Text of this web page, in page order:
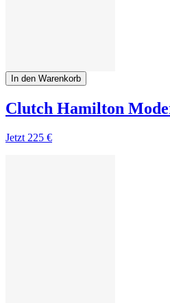
In den Warenkorb
Clutch Hamilton
Jetzt 225 €